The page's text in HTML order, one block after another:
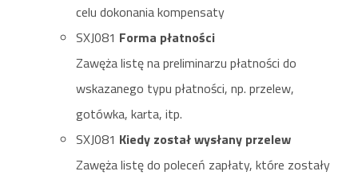
celu dokonania kompensaty
SXJ081 Forma płatności
Zawęża listę na preliminarzu płatności do
wskazanego typu płatności, np. przelew,
gotówka, karta, itp.
SXJ081 Kiedy został wysłany przelew
Zawęża listę do poleceń zapłaty, które zostały